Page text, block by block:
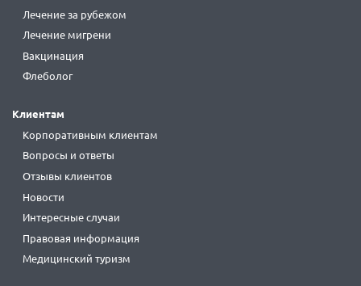
Лечение за рубежом
Лечение мигрени
Вакцинация
Флеболог
Клиентам
Корпоративным клиентам
Вопросы и ответы
Отзывы клиентов
Новости
Интересные случаи
Правовая информация
Медицинский туризм